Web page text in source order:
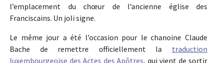
l’emplacement du chœur de l’ancienne église des
Franciscains. Un joli signe.
Le même jour a été l’occasion pour le chanoine Claude
Bache de remettre officiellement la traduction
luxembourgeoise des Actes des Apôtres, qui vient de sortir